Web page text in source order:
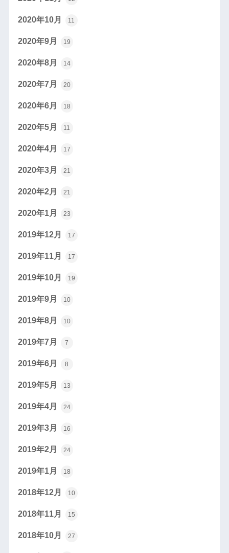
2020年10月 11
2020年9月 19
2020年8月 14
2020年7月 20
2020年6月 18
2020年5月 11
2020年4月 17
2020年3月 21
2020年2月 21
2020年1月 23
2019年12月 17
2019年11月 17
2019年10月 19
2019年9月 10
2019年8月 10
2019年7月 7
2019年6月 8
2019年5月 13
2019年4月 24
2019年3月 16
2019年2月 24
2019年1月 18
2018年12月 10
2018年11月 15
2018年10月 27